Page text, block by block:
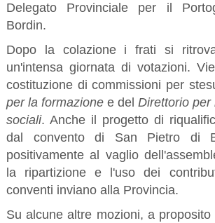
Delegato Provinciale per il
Bordin.
Dopo la colazione i frati si
un'intensa giornata di votazioni.
costituzione di commissioni per
per la formazionee delDirettorio per
sociali. Anche il progetto di
dal convento di San Pietro di
positivamente al vaglio
la ripartizione e l'uso dei
conventi inviano alla Provincia.
Su alcune altre mozioni, a